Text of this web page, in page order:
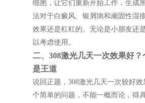
细胞，让它们重新开始工作，生成
法对于白癜风、银屑病和顽固性湿
效果还是杠杠的。无论是小朋友还
以考虑使用。
二、308激光几天一次效果好
是王道
说回正题，308激光几天一次较好
个简单的问题，不能一概而论，得